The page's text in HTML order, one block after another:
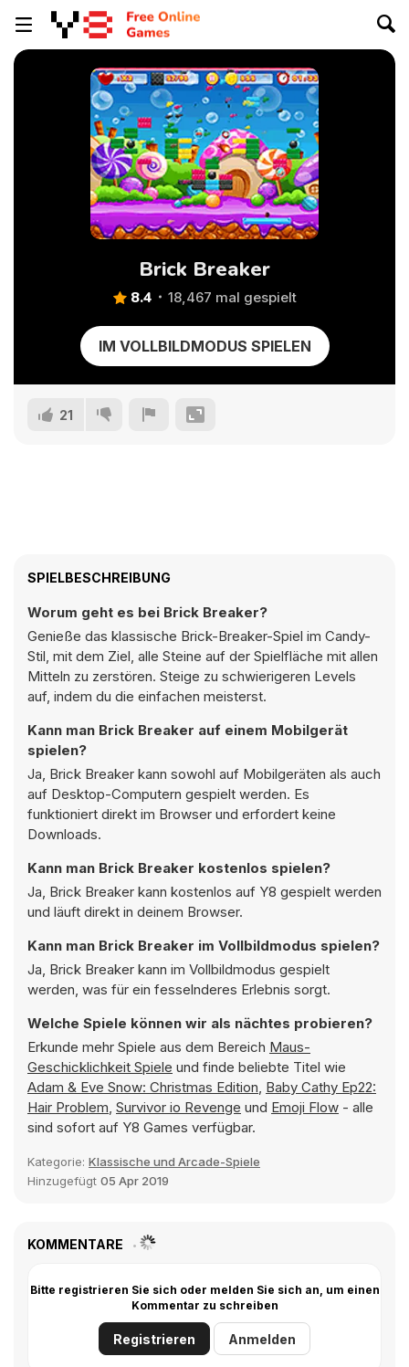
Brick Breaker
8.4 18,467 mal gespielt
IM VOLLBILDMODUS SPIELEN
21
SPIELBESCHREIBUNG
Worum geht es bei Brick Breaker?
Genieße das klassische Brick-Breaker-Spiel im Candy-
Stil, mit dem Ziel, alle Steine auf der Spielfläche mit allen
Mitteln zu zerstören. Steige zu schwierigeren Levels
auf, indem du die einfachen meisterst.
Kann man Brick Breaker auf einem Mobilgerät
spielen?
Ja, Brick Breaker kann sowohl auf Mobilgeräten als auch
auf Desktop-Computern gespielt werden. Es
funktioniert direkt im Browser und erfordert keine
Downloads.
Kann man Brick Breaker kostenlos spielen?
Ja, Brick Breaker kann kostenlos auf Y8 gespielt werden
und läuft direkt in deinem Browser.
Kann man Brick Breaker im Vollbildmodus spielen?
Ja, Brick Breaker kann im Vollbildmodus gespielt
werden, was für ein fesselnderes Erlebnis sorgt.
Welche Spiele können wir als nächtes probieren?
Erkunde mehr Spiele aus dem Bereich Maus-
Geschicklichkeit Spiele und finde beliebte Titel wie
Adam & Eve Snow: Christmas Edition, Baby Cathy Ep22:
Hair Problem, Survivor io Revenge und Emoji Flow - alle
sind sofort auf Y8 Games verfügbar.
Kategorie: Klassische und Arcade-Spiele
Hinzugefügt 05 Apr 2019
KOMMENTARE
Bitte registrieren Sie sich oder melden Sie sich an, um einen
Kommentar zu schreiben
Registrieren Anmelden